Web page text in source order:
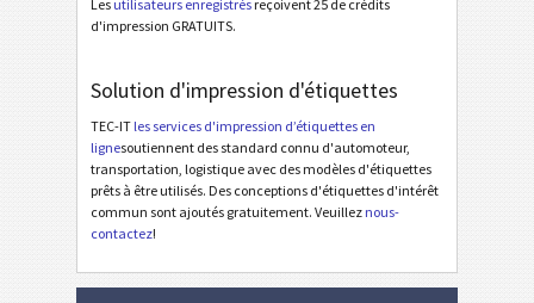
MAT Étiquettes MAT
LTO Étiquettes LTO
I Étiquettes d'inventaire
NF Nutrition Labels
€ Mandat SEPA
Les utilisateurs enregistrés reçoivent 25 de crédits
d'impression GRATUITS.
Solution d'impression d'étiquettes
TEC-IT les services d'impression d’étiquettes en
lignesoutiennent des standard connu d'automoteur,
transportation, logistique avec des modèles d'étiquettes
prêts à être utilisés. Des conceptions d'étiquettes d'intérêt
commun sont ajoutés gratuitement. Veuillez nous-
contactez!